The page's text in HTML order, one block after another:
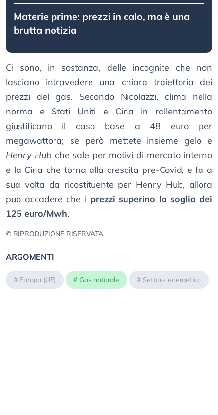
Materie prime: prezzi in calo, ma è una
brutta notizia
Ci sono, in sostanza, delle incognite che non
lasciano intravedere una chiara traiettoria dei
prezzi del gas. Secondo Nicolazzi, clima nella
norma e Stati Uniti e Cina in rallentamento
giustificano il caso base a 48 euro per
megawattora; se però mettete insieme gelo e
Henry Hub che sale per motivi di mercato interno
e la Cina che torna alla crescita pre-Covid, e fa a
sua volta da ricostituente per Henry Hub, allora
può accadere che i prezzi superino la soglia dei
125 euro/Mwh.
© RIPRODUZIONE RISERVATA
ARGOMENTI
# Europa (UE) # Gas naturale # Settore energetico